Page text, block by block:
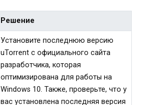
Решение
Установите последнюю версию
uTorrent с официального сайта
разработчика, которая
оптимизирована для работы на
Windows 10. Также, проверьте, что у
вас установлена последняя версия